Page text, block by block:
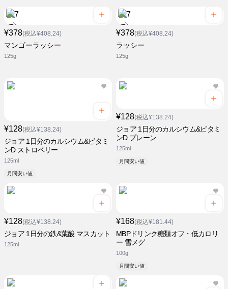
¥378(税込¥408.24)
マンゴーラッシー
125g
¥378(税込¥408.24)
ラッシー
125g
¥128(税込¥138.24)
ジョア 1日分のカルシウム&ビタミ
ンD ストロベリー
125ml
月間安い値
¥128(税込¥138.24)
ジョア 1日分のカルシウム&ビタミ
ンD プレーン
125ml
月間安い値
¥128(税込¥138.24)
ジョア 1日分の鉄&葉酸 マスカット
125ml
¥168(税込¥181.44)
MBPドリンク糖類オフ・低カロリ
ー 雪メグ
100g
月間安い値